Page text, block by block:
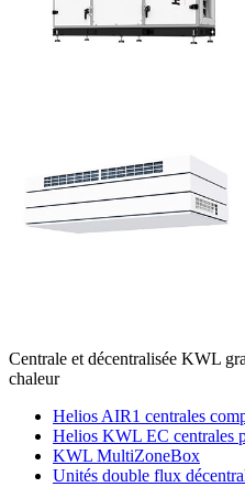
Centrale et décentralisée KWL
chaleur
Helios AIR1 centrales
Helios KWL EC centrales
KWL MultiZoneBox
Unités double flux